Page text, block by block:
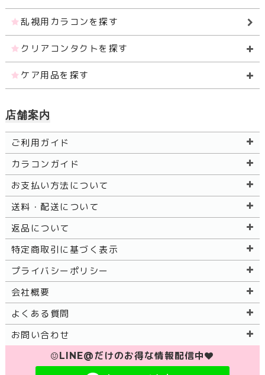
乱視用カラコンを探す
クリアコンタクトを探す
ケア用品を探す
店舗案内
ご利用ガイド
カラコンガイド
お支払い方法について
送料・配送について
返品について
特定商取引に基づく表示
プライバシーポリシー
会社概要
よくある質問
お問い合わせ
LINE@だけのお得な情報配信中